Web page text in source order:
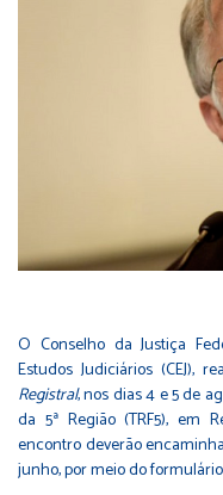
O Conselho da Justiça
Estudos Judiciários (CEJ),
Registral, nos dias 4 e 5 de
da 5ª Região (TRF5), em
encontro deverão
junho, por meio do